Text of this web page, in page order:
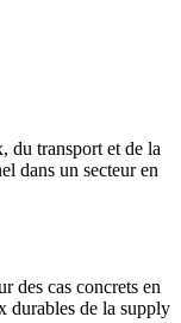
du transport et de la
dans un secteur en
des cas concrets en
durables de la supply